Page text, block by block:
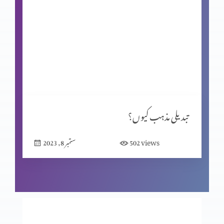
ماضی کی داستان
ایک مسیحی کون ہے؟
تبدیلی مذہب کیوں؟
ستمبر 8, 2023 502views